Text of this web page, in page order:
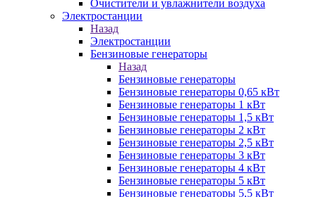
Очистители и увлажнители воздуха
Электростанции
Назад
Электростанции
Бензиновые генераторы
Назад
Бензиновые генераторы
Бензиновые генераторы 0,65 кВт
Бензиновые генераторы 1 кВт
Бензиновые генераторы 1,5 кВт
Бензиновые генераторы 2 кВт
Бензиновые генераторы 2,5 кВт
Бензиновые генераторы 3 кВт
Бензиновые генераторы 4 кВт
Бензиновые генераторы 5 кВт
Бензиновые генераторы 5,5 кВт